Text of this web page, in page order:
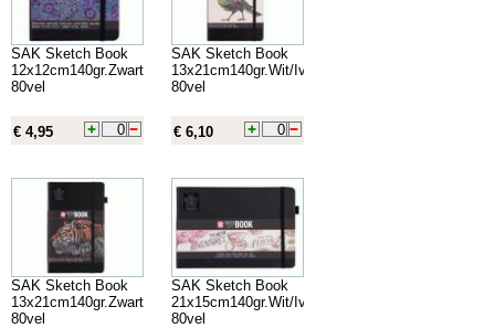
SAK Sketch Book
12x12cm140gr.Zwart
80vel
€ 4,95
SAK Sketch Book
13x21cm140gr.Wit/Ivoor
80vel
€ 6,10
SAK Sketch Book
13x21cm140gr.Zwart
80vel
SAK Sketch Book
21x15cm140gr.Wit/Ivoor
80vel